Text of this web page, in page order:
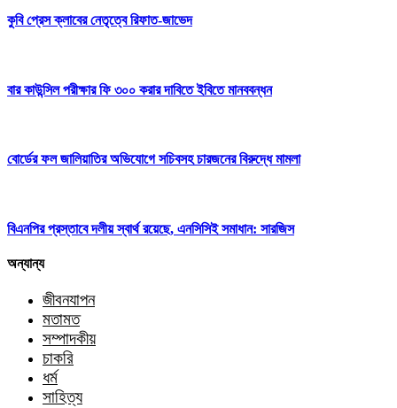
কুবি প্রেস ক্লাবের নেতৃত্বে রিফাত-জাভেদ
বার কাউন্সিল পরীক্ষার ফি ৩০০ করার দাবিতে ইবিতে মানববন্ধন
বোর্ডের ফল জালিয়াতির অভিযোগে সচিবসহ চারজনের বিরুদ্ধে মামলা
বিএনপির প্রস্তাবে দলীয় স্বার্থ রয়েছে, এনসিসিই সমাধান: সারজিস
অন্যান্য
জীবনযাপন
মতামত
সম্পাদকীয়
চাকরি
ধর্ম
সাহিত্য